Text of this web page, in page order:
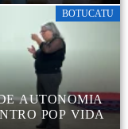
BOTUCATU
AUTONOMIA
POP VIDA